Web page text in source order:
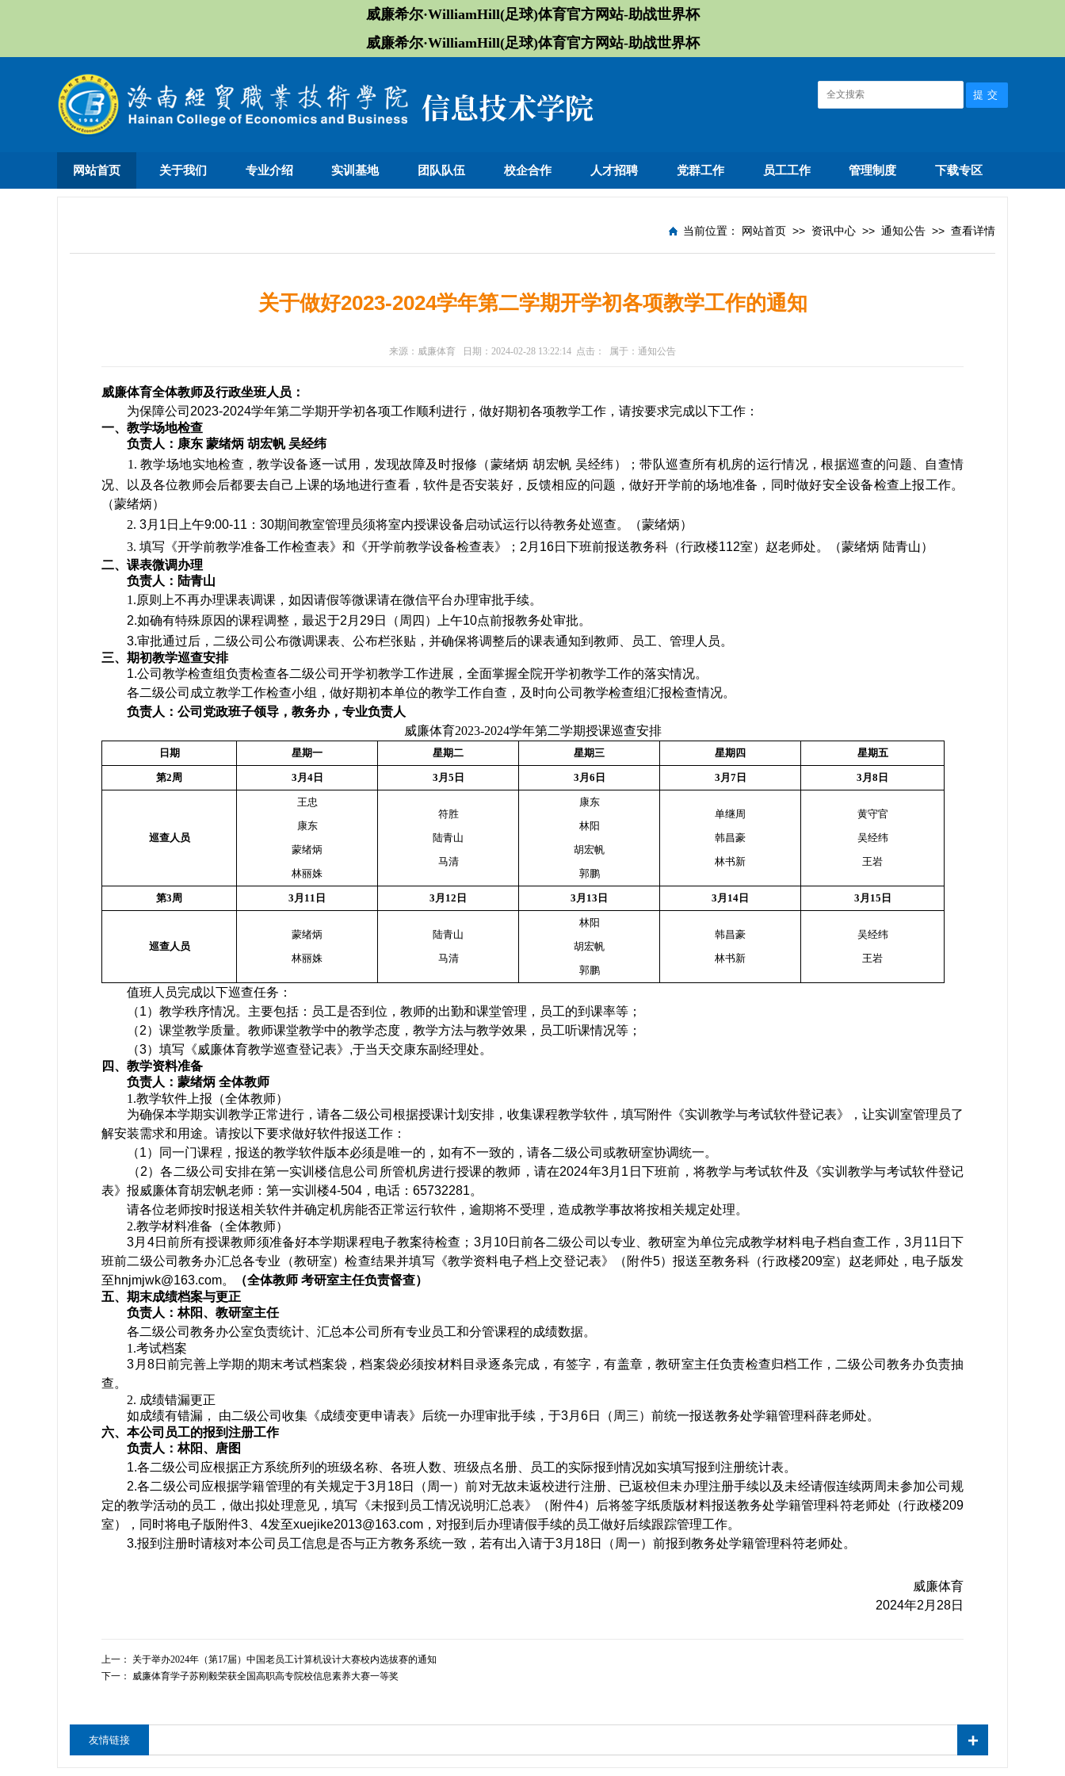
威廉希尔·WilliamHill(足球)体育官方网站-助战世界杯
威廉希尔·WilliamHill(足球)体育官方网站-助战世界杯
网站首页 关于我们 专业介绍 实训基地 团队队伍 校企合作 人才招聘 党群工作 员工工作 管理制度 下载专区
当前位置： 网站首页 >> 资讯中心 >> 通知公告 >> 查看详情
关于做好2023-2024学年第二学期开学初各项教学工作的通知
来源： 威廉体育 日期： 2024-02-28 13:22:14 点击： 属于： 通知公告
威廉体育全体教师及行政坐班人员：
为保障公司 2023-2024学年第二学期开学初各项工作顺利进行， 做好期初各项教学工作，请按要求完成以下工作：
一、教学场地检查
负责人：康东 蒙绪炳 胡宏帆 吴经纬
1.教学场地实地检查，教学设备逐一试用，发现故障及时报修（蒙绪炳 胡宏帆 吴经纬） ；带队巡查所有机房的运行情况，根据巡查的问题、自查情
况、以及各位教师会后都要去自己上课的场地进行查看，软件是否安装好，反馈相应的问题，做好开学前的场地准备，同时做好安全设备检查上报工作。
（蒙绪炳）
2. 3月 1 日上午9:00-11 ： 30期间教室管理员须将室内授课设备启动试运行以待教务处巡查。
（蒙绪炳）
3. 填写 《开学前教学准备工作检查表》和《开学前教学设备检查表》 ； 2 月 16日下班前报送教务科（行政楼112室）赵老师处。 （蒙绪炳 陆青山）
二、课表微调办理
负责人：陆青山
1.原则上不再办理课表调课，如因请假等微课请在微信平台办理审批手续。
2.如确有特殊原因的课程调整，最迟于2 月 29日（周四）上午10点前报教务处审批。
3.审批通过后， 二级公司 公布微调课表 公布栏张贴， 并确保将调整后的课表通知到教师、员工、管理人员。
三、期初教学巡查安排
1.公司教学检查组负责检查各二级公司开学初教学工作进展，全面掌握全院开学初教学工作的落实情况。
各二级公司成立教学工作检查小组，做好期初本单位的教学工作自查，及时向公司教学检查组汇报检查情况。
负责人：公司党政班子领导，教务办，专业负责人
威廉体育2023-2024学年第二学期授课巡查安排
日期 星期一 星期二 星期三 星期 四 星期五
第2周 3月4日 3月5日 3月6日 3月7日 3月8日
巡查人员
王忠
康东
蒙绪炳
林丽姝
符胜
陆青山
马清
康东
林阳
胡宏帆
郭鹏
单继周
韩昌豪
林书新
黄守官
吴经纬
王岩
第3周 3月11日 3月12日 3月13日 3月14日 3月15日
巡查人员
蒙绪炳
林丽姝
陆青山
马清
林阳
胡宏帆
郭鹏
韩昌豪
林书新
吴经纬
王岩
值班人员完成以下巡查任务：
（1） 教学秩序情况。主要包括：员工是否到位，教师的出勤和课堂管理，员工的到课率等；
（2） 课堂教学质量。教师课堂教学中的教学态度，教学方法与教学效果，员工听课情况等；
（3） 填写《威廉体育教学巡查登记表》 ,于当天交康东副经理处。
四、教学资料准备
负责人：蒙绪炳 全体教师
1.教学软件上报（全体教师）
为确保本学期实训教学正常进行，请各二级公司根据授课计划安排，收集课程教学软件，填写附件《实训教学与考试软件登记表》，让实训室管理员了
解安装需求和用途。请按以下要求做好软件报送工作：
（1）
同一门课程，报送的教学软件版本必须是唯一的，如有不一致的，请各二级公司或教研室协调统一。
（2）各二级公司安排在第一实训楼信息公司所管机房进行授课的教师，请在2024年3月 1 日下班前，将教学与考试软件及《实训教学与考试软件登记
表》报威廉体育胡宏帆老师：第一实训楼4-504 ，电话： 65732281。
请各位老师按时报送相关软件并确定机房能否正常运行软件，逾期将不受理，造成教学事故将按相关规定处理。
2.教学材料准备（全体教师）
3月 4日前所有授课教师须准备好本学期课程电子教案待检查； 3月 10日前各二级公司以专业、教研室为单位完成教学材料电子档自查工作， 3月 11 日下
班前二级公司教务办汇总各专业（教研室）检查结果并填写《教学资料电子档上交登记表》（附件5）报送至教务科（行政楼209室）赵老师处，电子版发
至hnjmjwk@163.com。 （全体教师 考研室主任负责督查）
五、期末成绩档案与更正
负责人：林阳、教研室主任
各二级公司教务办公室负责统计、汇总本公司所有专业员工和分管课程的成绩数据。
1.考试档案
3 月 8日前完善上学期的期末考试档案袋，档案袋必须按材料目录逐条完成，有签字，有盖章，教研室主任负责检查归档工作，二级公司教务办负责抽
查。
2. 成绩错漏更正
如成绩有错漏， 由二级公司收集《成绩变更申请表》后统一办理审批手续，于3月 6日（周三）前统一报送教务处学籍管理科薛老师处。
六、本公司员工的报到注册工作
负责人：林阳、唐图
1.各二级公司应根据正方系统所列的班级名称、各班人数、班级点名册、员工的实际报到情况如实填写报到注册统计表。
2.各二级公司应根据学籍管理的有关规定于3月 18日（周一）前对无故未返校进行注册、已返校但未办理注册手续以及未经请假连续两周未参加公司规
定的教学活动的员工，做出拟处理意见，填写《未报到员工情况说明汇总表》（附件4）后将签字纸质版材料报送教务处学籍管理科符老师处（行政楼209
室），同时将电子版附件3 4发至xuejike2013@163.com ，对报到后办理请假手续的员工做好后续跟踪管理工作。
3.报到注册时请核对本公司员工信息是否与正方教务系统一致，若有出入请于3月 18日（周一）前报到教务处学籍管理科符老师处。
威廉体育
2024年2 月 28日
上一：
关于举办2024年（第17届）中国老员工计算机设计大赛校内选拔赛的通知
下一：
威廉体育学子苏刚毅荣获全国高职高专院校信息素养大赛一等奖
友情链接 +